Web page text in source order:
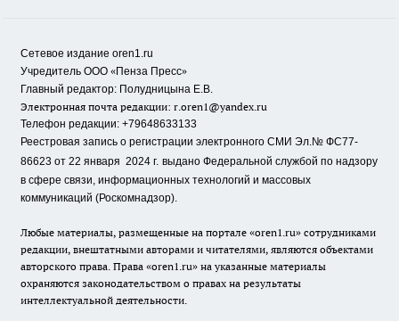
Сетевое издание oren1.ru
Учредитель ООО «Пенза Пресс»
Главный редактор: Полудницына Е.В.
Электронная почта редакции: r.oren1@yandex.ru
Телефон редакции: +79648633133
Реестровая запись о регистрации электронного СМИ Эл.№ ФС77-
86623 от 22 января 2024 г. выдано Федеральной службой по надзору
в сфере связи, информационных технологий и массовых
коммуникаций (Роскомнадзор).
Любые материалы, размещенные на портале «oren1.ru» сотрудниками
редакции, внештатными авторами и читателями, являются объектами
авторского права. Права «oren1.ru» на указанные материалы
охраняются законодательством о правах на результаты
интеллектуальной деятельности.